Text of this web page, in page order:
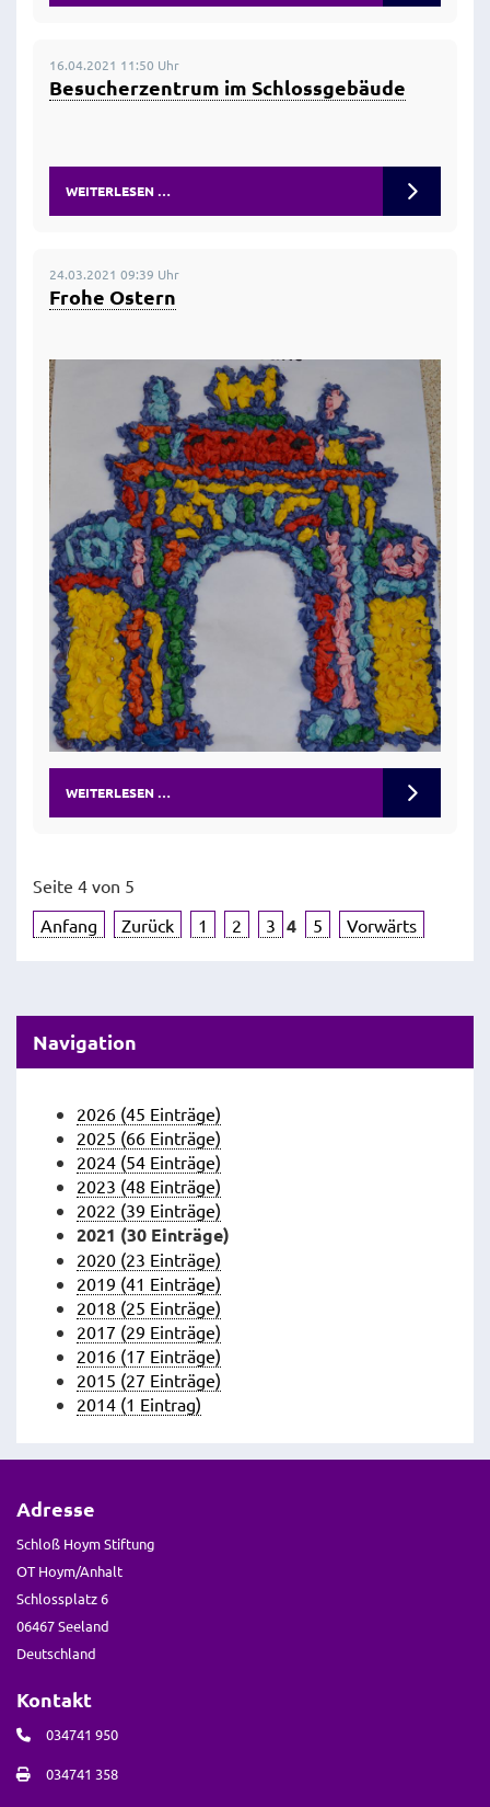
16.04.2021 11:50 Uhr
Besucherzentrum im Schlossgebäude
WEITERLESEN …
24.03.2021 09:39 Uhr
Frohe Ostern
WEITERLESEN …
Seite 4 von 5
Anfang
Zurück 1 2 3 4 5 Vorwärts
Navigation
2026 (45 Einträge)
2025 (66 Einträge)
2024 (54 Einträge)
2023 (48 Einträge)
2022 (39 Einträge)
2021 (30 Einträge)
2020 (23 Einträge)
2019 (41 Einträge)
2018 (25 Einträge)
2017 (29 Einträge)
2016 (17 Einträge)
2015 (27 Einträge)
2014 (1 Eintrag)
Adresse
Schloß Hoym Stiftung
OT Hoym/Anhalt
Schlossplatz 6
06467 Seeland
Deutschland
Kontakt
034741 950
034741 358